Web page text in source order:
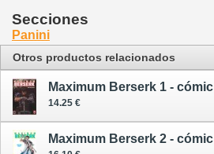
Secciones
Panini
Otros productos relacionados
Maximum Berserk 1 - cómic
14.25 €
Maximum Berserk 2 - cómic